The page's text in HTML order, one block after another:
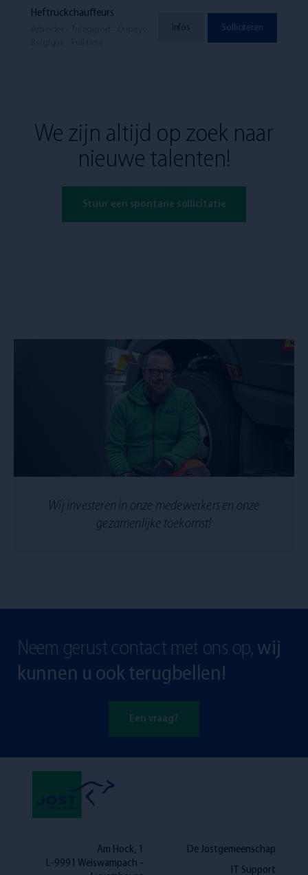
Heftruckchauffeurs
Infos Solliciteren
We zijn altijd op zoek naar
nieuwe talenten!
Stuur een spontane sollicitatie
Wij investeren in onze medewerkers en onze
gezamenlijke toekomst!
Neem gerust contact met ons op, wij
kunnen u ook terugbellen!
Een vraag?
Am Hock, 1
L-9991 Weiswampach -
De Jostgemeenschap
IT Support